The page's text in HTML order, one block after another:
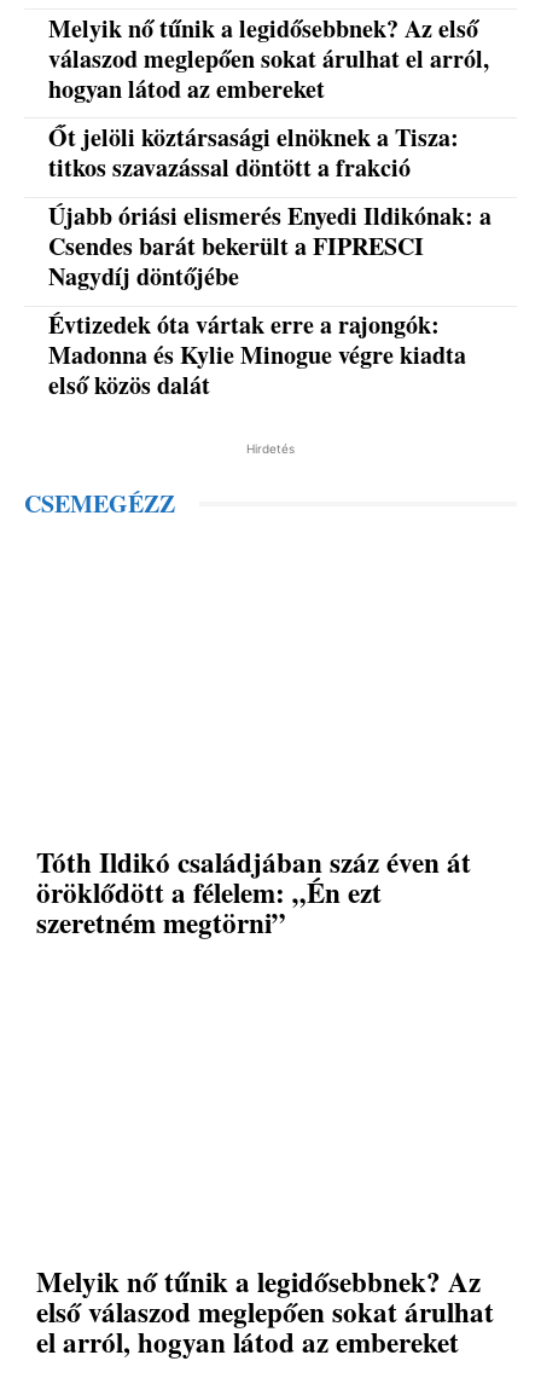
Melyik nő tűnik a legidősebbnek? Az első
válaszod meglepően sokat árulhat el arról,
hogyan látod az embereket
Őt jelöli köztársasági elnöknek a Tisza:
titkos szavazással döntött a frakció
Újabb óriási elismerés Enyedi Ildikónak: a
Csendes barát bekerült a FIPRESCI
Nagydíj döntőjébe
Évtizedek óta vártak erre a rajongók:
Madonna és Kylie Minogue végre kiadta
első közös dalát
Hirdetés
CSEMEGÉZZ
Tóth Ildikó családjában száz éven át
öröklődött a félelem: „Én ezt
szeretném megtörni”
Melyik nő tűnik a legidősebbnek? Az
első válaszod meglepően sokat árulhat
el arról, hogyan látod az embereket